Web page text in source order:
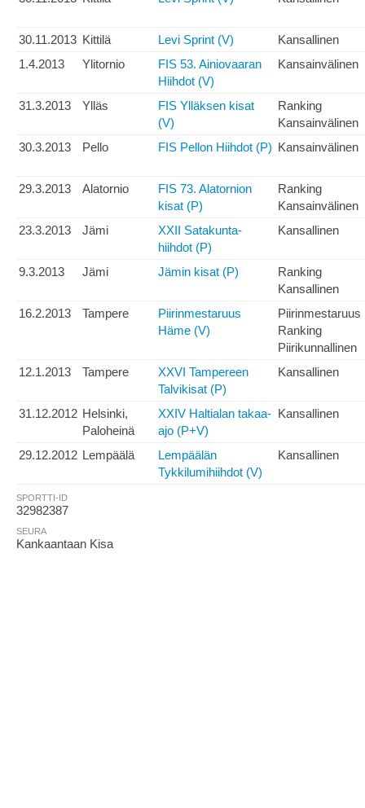
30.11.2013 Kittilä Levi Sprint (V)
Kansallinen
1.4.2013
Ylitornio
FIS 53. Ainiovaaran
Hiihdot (V)
Kansainvälinen
31.3.2013 Ylläs
FIS Ylläksen kisat
(V)
Ranking
Kansainvälinen
30.3.2013
Pello FIS Pellon Hiihdot (P) Kansainvälinen
29.3.2013 Alatornio
FIS 73. Alatornion
kisat (P)
Ranking
Kansainvälinen
23.3.2013
Jämi
XXII Satakunta-
hiihdot (P)
Kansallinen
9.3.2013 Jämi Jämin kisat (P)
Ranking
Kansallinen
16.2.2013
Tampere
Piirinmestaruus
Häme (V)
Piirinmestaruus
Ranking
Piirikunnallinen
12.1.2013
Tampere
XXVI Tampereen
Talvikisat (P)
Kansallinen
31.12.2012 Helsinki,
Paloheinä
XXIV Haltialan takaa-
ajo (P+V)
Kansallinen
29.12.2012 Lempäälä
Lempäälän
Tykkilumihiihdot (V)
Kansallinen
SPORTTI-ID
32982387
SEURA
Kankaantaan Kisa